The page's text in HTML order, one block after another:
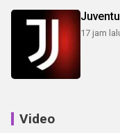
17 jam
Video